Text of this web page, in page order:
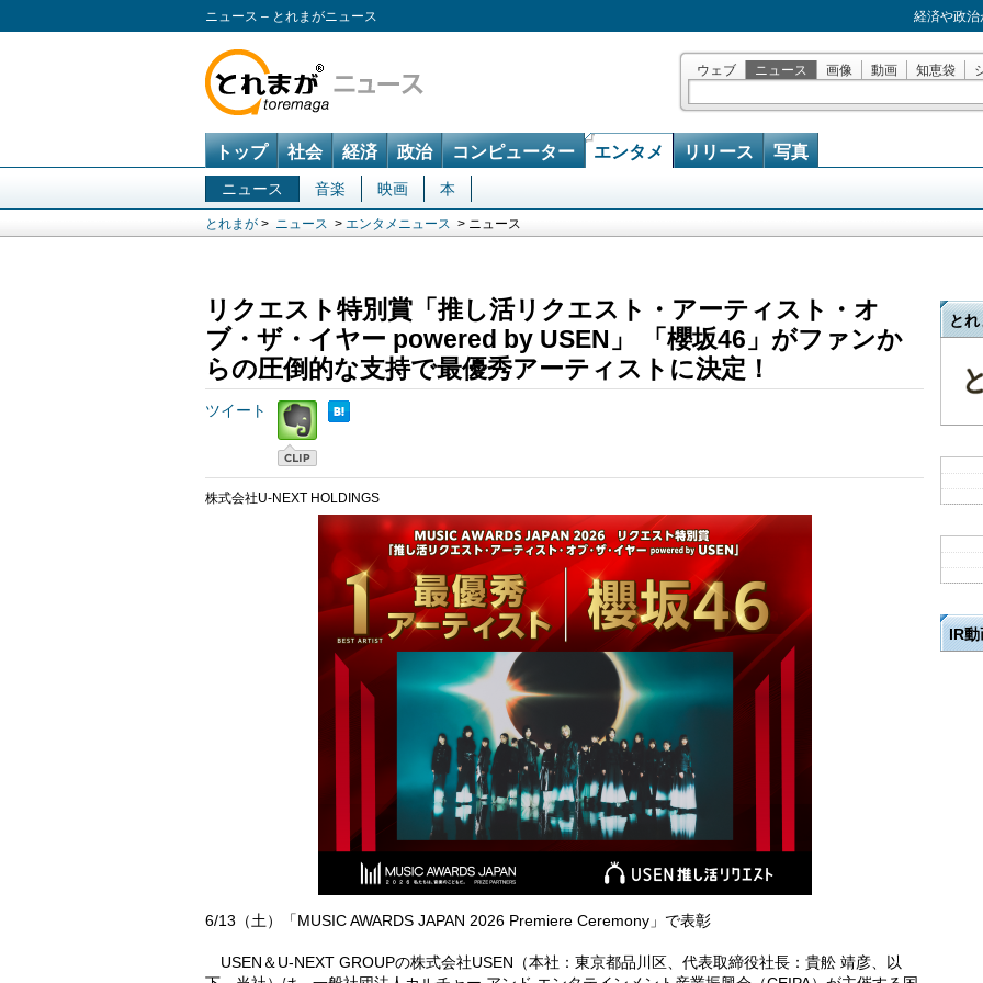
ニュース – とれまがニュース 経済や政
ウェブ ニュース 画像 動画 知恵袋
トップ 社会 経済 政治 コンピューター エンタメ リリース 写真
ニュース 音楽 映画 本
とれまが > ニュース > エンタメニュース > ニュース
リクエスト特別賞「推し活リクエスト・アーティスト・オ
ブ・ザ・イヤー powered by USEN」 「櫻坂46」がファンか
らの圧倒的な支持で最優秀アーティストに決定！
ツイート
株式会社U-NEXT HOLDINGS
6/13（土）「MUSIC AWARDS JAPAN 2026 Premiere Ceremony」で表彰
USEN＆U-NEXT GROUPの株式会社USEN（本社：東京都品川区、代表取締役社長：貴舩 靖彦、以
とれ
IR動